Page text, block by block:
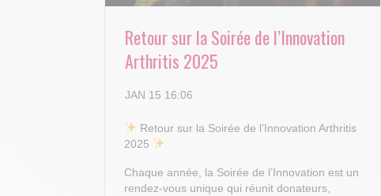
Retour sur la Soirée de l’Innovation
Arthritis 2025
JAN 15 16:06
​ Retour sur la Soirée de l’Innovation Arthritis
2025
Chaque année, la Soirée de l’Innovation est un
rendez-vous unique qui réunit donateurs,